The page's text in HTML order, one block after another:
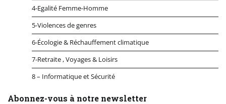
4-Egalité Femme-Homme
5-Violences de genres
6-Écologie & Réchauffement climatique
7-Retraite , Voyages & Loisirs
8 – Informatique et Sécurité
Abonnez-vous à notre newsletter